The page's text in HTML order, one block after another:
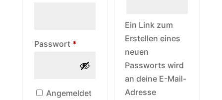
Passwort *Erforderlich
Angemeldet
Ein Link zum
Erstellen eines
neuen
Passworts wird
an deine E-Mail-
Adresse